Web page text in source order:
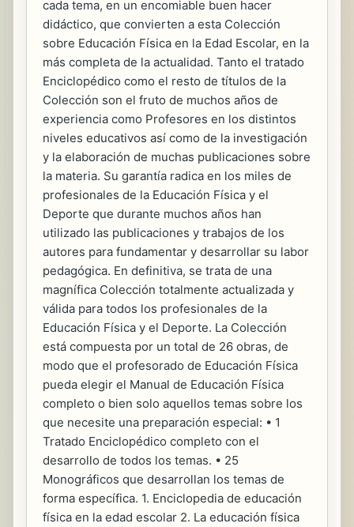
cada tema, en un encomiable buen hacer
didáctico, que convierten a esta Colección
sobre Educación Física en la Edad Escolar, en la
más completa de la actualidad. Tanto el tratado
Enciclopédico como el resto de títulos de la
Colección son el fruto de muchos años de
experiencia como Profesores en los distintos
niveles educativos así como de la investigación
y la elaboración de muchas publicaciones sobre
la materia. Su garantía radica en los miles de
profesionales de la Educación Física y el
Deporte que durante muchos años han
utilizado las publicaciones y trabajos de los
autores para fundamentar y desarrollar su labor
pedagógica. En definitiva, se trata de una
magnífica Colección totalmente actualizada y
válida para todos los profesionales de la
Educación Física y el Deporte. La Colección
está compuesta por un total de 26 obras, de
modo que el profesorado de Educación Física
pueda elegir el Manual de Educación Física
completo o bien solo aquellos temas sobre los
que necesite una preparación especial: • 1
Tratado Enciclopédico completo con el
desarrollo de todos los temas. • 25
Monográficos que desarrollan los temas de
forma específica. 1. Enciclopedia de educación
física en la edad escolar 2. La educación física